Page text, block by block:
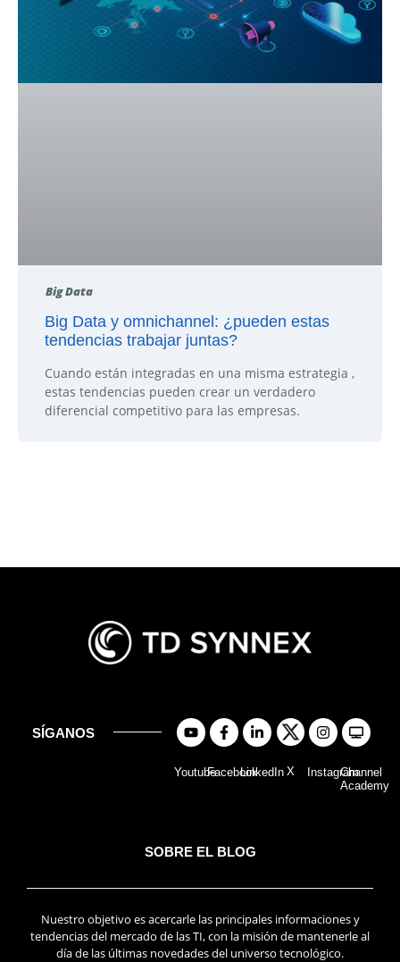
Big Data
Big Data y omnichannel: ¿pueden estas
tendencias trabajar juntas?
Cuando están integradas en una misma estrategia ,
estas tendencias pueden crear un verdadero
diferencial competitivo para las empresas.
SÍGANOS
YoutubeFacebookLinkedIn X InstagramChannel
Academy
SOBRE EL BLOG
Nuestro objetivo es acercarle las principales informaciones y
tendencias del mercado de las TI, con la misión de mantenerle al
día de las últimas novedades del universo tecnológico.